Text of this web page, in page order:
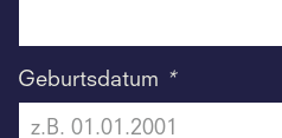
Geburtsdatum *